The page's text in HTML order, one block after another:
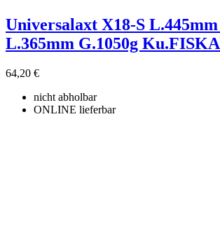
Universalaxt X18-S
L.365mm G.1050g
64,20 €
nicht abholbar
ONLINE lieferbar